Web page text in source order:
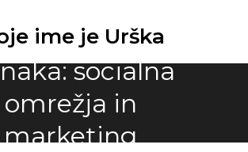
ime je Urška
socialna
omrežja in
marketing